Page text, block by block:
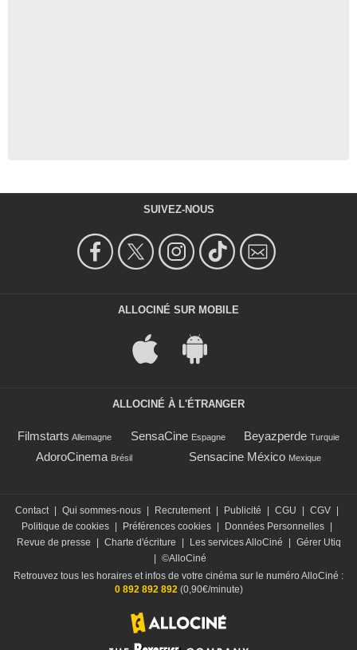
SUIVEZ-NOUS
ALLOCINÉ SUR MOBILE
ALLOCINÉ À L'ÉTRANGER
Filmstarts Allemagne SensaCine Espagne Beyazperde Turquie
AdoroCinema Brésil Sensacine México Mexique
Contact | Qui sommes-nous | Recrutement | Publicité | CGU | CGV |
Politique de cookies | Préférences cookies | Données Personnelles |
Revue de presse
| Charte d'écriture | Les services AlloCiné | Gérer Utiq
| ©AlloCiné
Retrouvez tous les horaires et infos de votre cinéma sur le numéro AlloCiné :
0 892 892 892 (0,90€/minute)